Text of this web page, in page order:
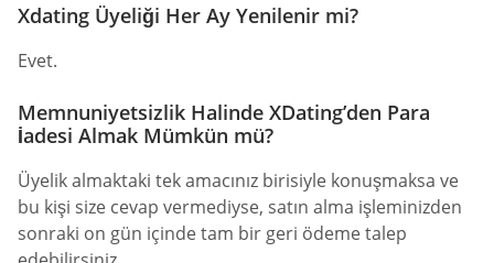
Xdating Üyeliği Her Ay Yenilenir mi?
Evet.
Memnuniyetsizlik Halinde XDating’den Para
İadesi Almak Mümkün mü?
Üyelik almaktaki tek amacınız birisiyle konuşmaksa ve
bu kişi size cevap vermediyse, satın alma işleminizden
sonraki on gün içinde tam bir geri ödeme talep